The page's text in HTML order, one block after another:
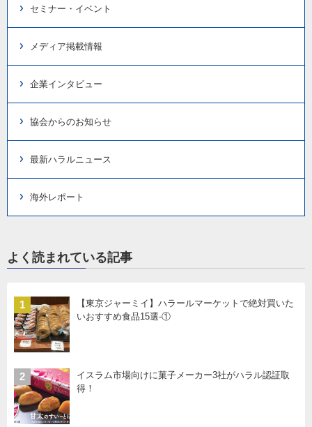
セミナー・イベント
メディア掲載情報
企業インタビュー
協会からのお知らせ
最新ハラルニュース
海外レポート
よく読まれている記事
1
【東京ジャーミイ】ハラールマーケットで絶対買いた
いおすすめ食品15選-①
2
イスラム市場向けに菓子メーカー3社がハラル認証取
得！